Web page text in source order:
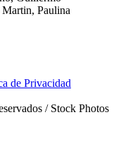
Paulina
de Privacidad
/ Stock Photos